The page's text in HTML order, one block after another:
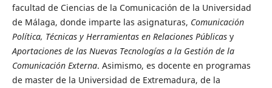
facultad de Ciencias de la Comunicación de la Universidad
de Málaga, donde imparte las asignaturas, Comunicación
Política, Técnicas y Herramientas en Relaciones Públicasy
Aportaciones de las Nuevas Tecnologías a la Gestión de la
Comunicación Externa. Asimismo, es docente en programas
de master de la Universidad de Extremadura, de la